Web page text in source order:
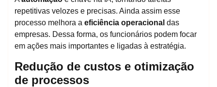
repetitivas velozes e precisas. Ainda assim esse
processo melhora a eficiência operacional das
empresas. Dessa forma, os funcionários podem focar
em ações mais importantes e ligadas à estratégia.
Redução de custos e otimização
de processos